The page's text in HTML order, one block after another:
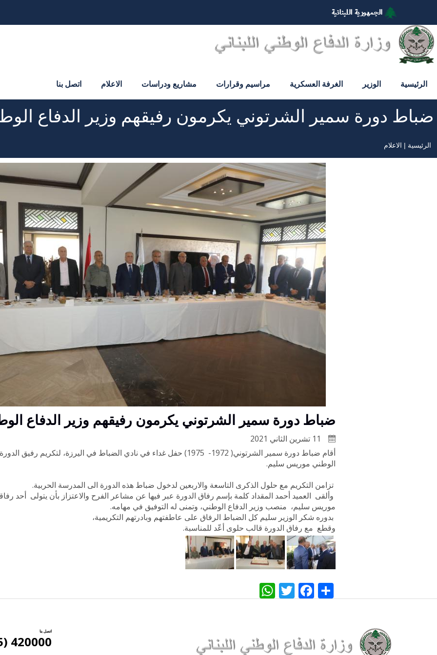
المحتوى
الرئيسي
الرئيسية الوزير الغرفة العسكرية مراسيم وقرارات مشاريع ودراسات الاعلام اتصل بنا
ضباط دورة سمير الشرتوني يكرمون رفيقهم وزير الدفاع
مسار
الرئيسية الاعلام
ضباط دورة سمير الشرتوني يكرمون رفيقهم وزير الدفاع
أقام ضباط دورة سمير الشرتوني( 1972- 1975) حفل غداء في نادي الضباط في اليرزة، لتكريم
الوطني موريس سليم.
تزامن التكريم مع حلول الذكرى التاسعة والاربعين لدخول ضباط هذه الدورة الى المدرسة الحربية.
وألقى العميد أحمد المقداد كلمة بإسم رفاق الدورة عبر فيها عن مشاعر الفرح والاعتزاز بأن يتولى أحد
موريس سليم، منصب وزير الدفاع الوطني، وتمنى له التوفيق في مهامه.
بدوره شكر الوزير سليم كل الضباط الرفاق على عاطفتهم وبادرتهم التكريمية،
وقطع مع رفاق الدورة قالب حلوى أعّد للمناسبة.
Share
Facebook
Twitter
اتصل بنا
420000 (5) 961+